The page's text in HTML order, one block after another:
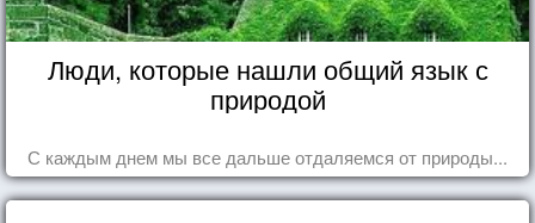
Люди, которые нашли общий язык с
природой
С каждым днем мы все дальше отдаляемся от природы...